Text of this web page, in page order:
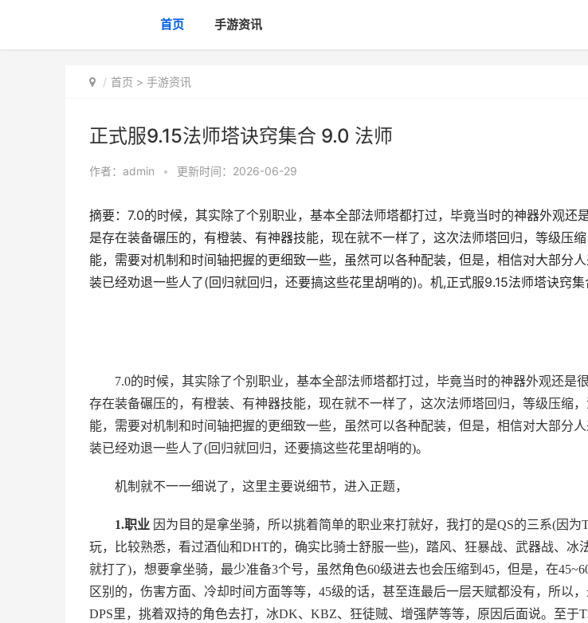
首页 手游资讯
首页 > 手游资讯
正式服9.15法师塔诀窍集合 9.0 法师
作者： admin • 更新时间：2026-06-29
摘要：7.0的时候，其实除了个别职业，基本全部法师塔都打过，毕竟当时的神器外观还
是存在装备碾压的，有橙装、有神器技能，现在就不一样了，这次法师塔回归，等级压
能，需要对机制和时间轴把握的更细致一些，虽然可以各种配装，但是，相信对大部分
装已经劝退一些人了(回归就回归，还要搞这些花里胡哨的)。机,正式服9.15法师塔诀窍
7.0的时候，其实除了个别职业，基本全部法师塔都打过，毕竟当时的神器外观还是
存在装备碾压的，有橙装、有神器技能，现在就不一样了，这次法师塔回归，等级压缩
能，需要对机制和时间轴把握的更细致一些，虽然可以各种配装，但是，相信对大部分
装已经劝退一些人了(回归就回归，还要搞这些花里胡哨的)。
机制就不一一细说了，这里主要说细节，进入正题，
1.职业因为目的是拿坐骑，所以挑着简单的职业来打就好，我打的是QS的三系(因为
玩，比较熟悉，看过酒仙和DHT的，确实比骑士舒服一些)，踏风、狂暴战、武器战、冰
就打了)，想要拿坐骑，最少准备3个号，虽然角色60级进去也会压缩到45，但是，在
区别的，伤害方面、冷却时间方面等等，45级的话，甚至连最后一层天赋都没有，所以，
DPS里，挑着双持的角色去打，冰DK、KBZ、狂徒贼、增强萨等等，原因后面说。至于